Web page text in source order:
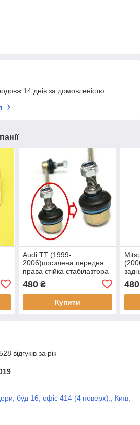
14 днів за домовленістю
Audi TT (1999-
2006)посилена передня
права стійка стабілазтора
1J0411316D
480₴
Купити
480
відгуків за рік
буд 16, офіс 414 (4 поверх)., Київ,